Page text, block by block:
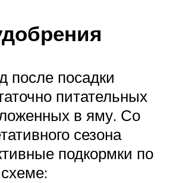
после посадки
питательных
в яму. Со
сезона
подкормки по